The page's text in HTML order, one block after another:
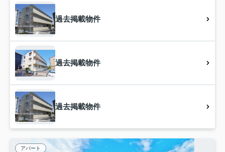
過去掲載物件
過去掲載物件
過去掲載物件
アパート